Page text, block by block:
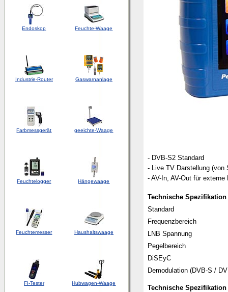
Endoskop Feuchte-Waage
Industrie-Router Gaswarnanlage
Farbmessgerät geeichte-Waage
Feuchtelogger Hängewaage
Feuchtemesser Haushaltswaage
FI-Tester Hubwagen-Waage
- DVB-S2 Standard
- Live TV Darstellung (von
- AV-In, AV-Out für externe
Technische Spezifikation
Standard
Frequenzbereich
LNB Spannung
Pegelbereich
DiSEyC
Demodulation (DVB-S /
Technische